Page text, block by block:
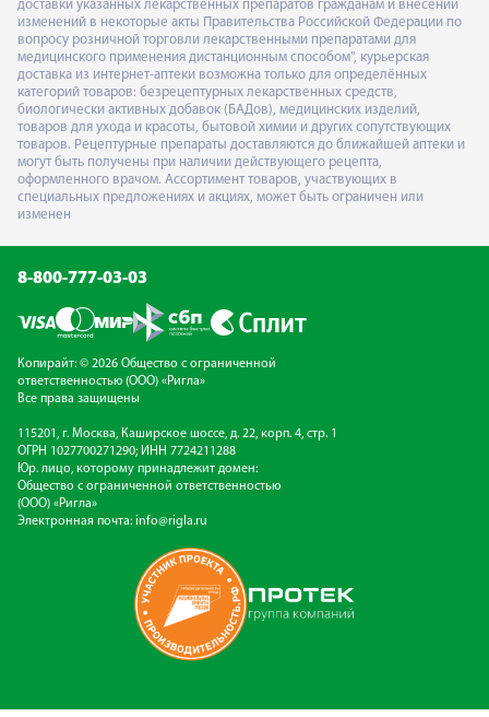
доставки указанных лекарственных препаратов гражданам и внесении
изменений в некоторые акты Правительства Российской Федерации по
вопросу розничной торговли лекарственными препаратами для
медицинского применения дистанционным способом", курьерская
доставка из интернет-аптеки возможна только для определённых
категорий товаров: безрецептурных лекарственных средств,
биологически активных добавок (БАДов), медицинских изделий,
товаров для ухода и красоты, бытовой химии и других сопутствующих
товаров. Рецептурные препараты доставляются до ближайшей аптеки и
могут быть получены при наличии действующего рецепта,
оформленного врачом. Ассортимент товаров, участвующих в
специальных предложениях и акциях, может быть ограничен или
изменен
8-800-777-03-03
Копирайт: © 2026 Общество с ограниченной
ответственностью (ООО) «Ригла»
Все права защищены
115201, г. Москва, Каширское шоссе, д. 22, корп. 4, стр. 1
ОГРН 1027700271290; ИНН 7724211288
Юр. лицо, которому принадлежит домен:
Общество с ограниченной ответственностью
(ООО) «Ригла»
Электронная почта: info@rigla.ru